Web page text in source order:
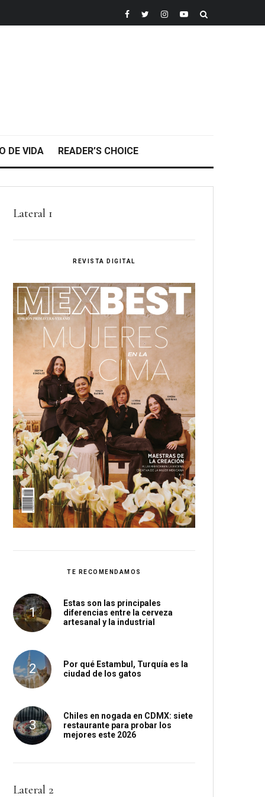
DE VIDA READER’S CHOICE
Lateral 1
REVISTA DIGITAL
TE RECOMENDAMOS
Estas son las principales
diferencias entre la cerveza
artesanal y la industrial
Por qué Estambul, Turquía es la
ciudad de los gatos
Chiles en nogada en CDMX: siete
restaurante para probar los
mejores este 2026
Lateral 2